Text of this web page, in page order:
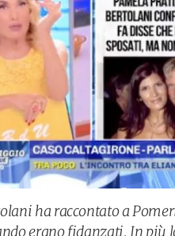
ha raccontato a
erano fidanzati. In più